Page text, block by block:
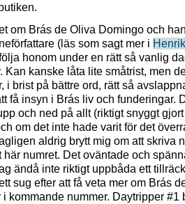
om Brás de Oliva Domingo och
(läs som sagt mer i
honom under en rätt så vanlig
Kan kanske låta lite småtrist, men
i brist på bättre ord, rätt så
få insyn i Brás liv och funderingar.
och ned på allt (riktigt snyggt
om det inte hade varit för det
aldrig brytt mig om att skriva
här numret. Det oväntade och
ändå inte riktigt uppbåda ett
sug efter att få veta mer om Brás
kommande nummer. Daytripper #1